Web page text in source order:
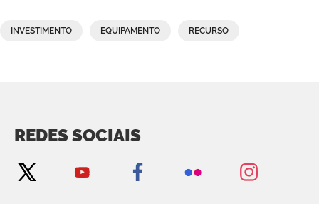
INVESTIMENTO EQUIPAMENTO RECURSO
REDES SOCIAIS